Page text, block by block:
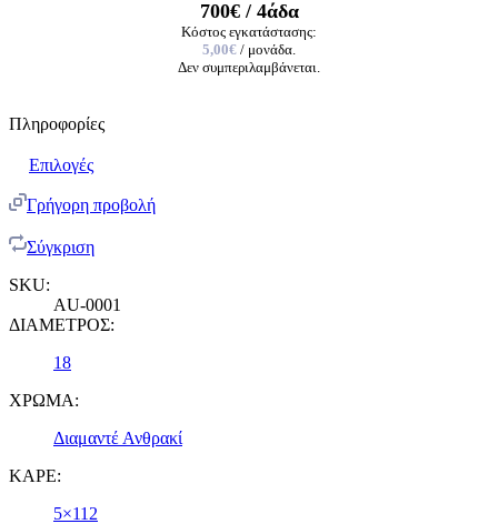
700€/ 4άδα
Κόστος εγκατάστασης:
5,00€ / μονάδα.
Δεν συμπεριλαμβάνεται.
Πληροφορίες
Επιλογές
Γρήγορη προβολή
Σύγκριση
SKU:
AU-0001
ΔΙΑΜΕΤΡΟΣ:
18
ΧΡΩΜΑ:
Διαμαντέ Ανθρακί
ΚΑΡΕ:
5×112